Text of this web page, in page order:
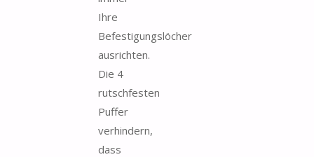
Ihre
Befestigungslöcher
ausrichten.
Die 4
rutschfesten
Puffer
verhindern,
dass